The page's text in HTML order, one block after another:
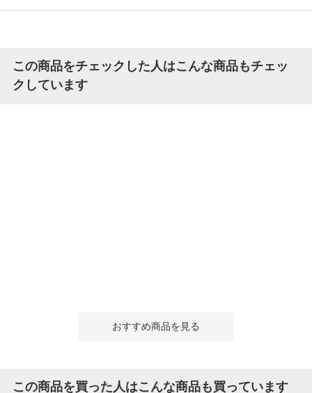
この商品をチェックした人はこんな商品もチェッ
クしています
おすすめ商品を見る
この商品を買った人はこんな商品も買っています